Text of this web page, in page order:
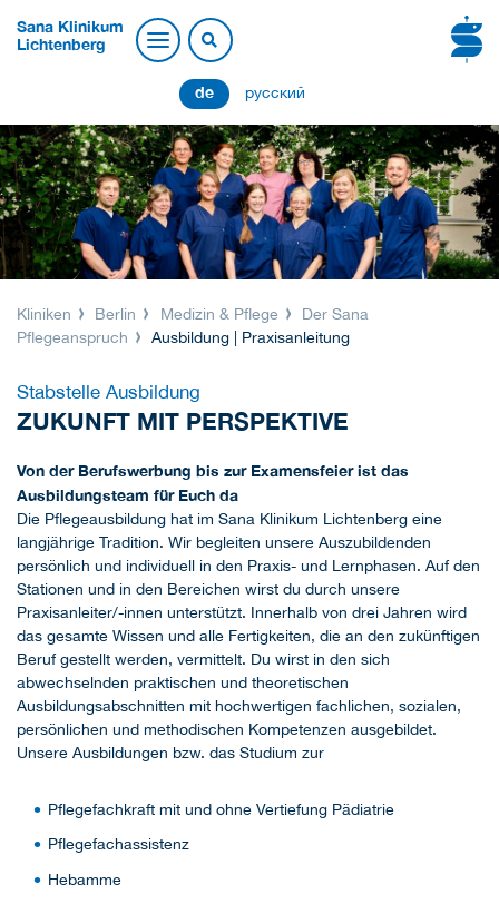
Sana Klinikum
Lichtenberg
de русский
Kliniken Berlin Medizin & Pflege
Der Sana
Pflegeanspruch
Ausbildung | Praxisanleitung
Stabstelle Ausbildung
ZUKUNFT MIT PERSPEKTIVE
Von der Berufswerbung bis zur Examensfeier ist das
Ausbildungsteam für Euch da
Die Pflegeausbildung hat im Sana Klinikum Lichtenberg eine
langjährige Tradition. Wir begleiten unsere Auszubildenden
persönlich und individuell in den Praxis- und Lernphasen. Auf den
Stationen und in den Bereichen wirst du durch unsere
Praxisanleiter/-innen unterstützt. Innerhalb von drei Jahren wird
das gesamte Wissen und alle Fertigkeiten, die an den zukünftigen
Beruf gestellt werden, vermittelt. Du wirst in den sich
abwechselnden praktischen und theoretischen
Ausbildungsabschnitten mit hochwertigen fachlichen, sozialen,
persönlichen und methodischen Kompetenzen ausgebildet.
Unsere Ausbildungen bzw. das Studium zur
Pflegefachkraft mit und ohne Vertiefung Pädiatrie
Pflegefachassistenz
Hebamme